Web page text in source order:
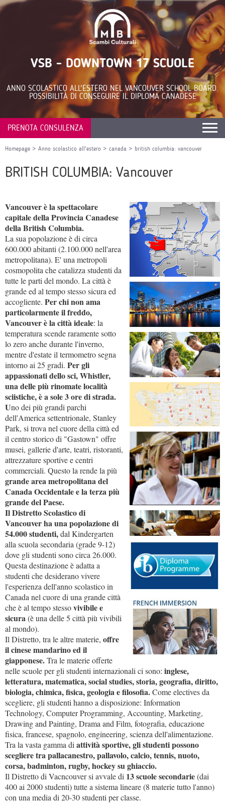
VSB - DOWNTOWN 17 SCUOLE
ANNO SCOLASTICO ALL'ESTERO NEL VANCOUVER SCHOOL BOARD.
POSSIBILITÀ DI CONSEGUIRE IL DIPLOMA CANADESE
PRENOTA CONSULENZA
Homepage > Anno scolastico all'estero > canada > british columbia: vancouver
BRITISH COLUMBIA: Vancouver
Vancouver è la spettacolare
capitale della Provincia Canadese
della British Columbia.
La sua popolazione è di circa
600.000 abitanti (2.100.000 nell'area
metropolitana). E' una metropoli
cosmopolita che catalizza studenti da
tutte le parti del mondo. La città è
grande ed al tempo stesso sicura ed
accogliente. Per chi non ama
particolarmente il freddo,
Vancouver è la città ideale: la
temperatura scende raramente sotto
lo zero anche durante l'inverno,
mentre d'estate il termometro segna
intorno ai 25 gradi. Per gli
appassionati dello sci, Whistler,
una delle più rinomate località
sciistiche, è a sole 3 ore di strada.
Uno dei più grandi parchi
dell'America settentrionale, Stanley
Park, si trova nel cuore della città ed
il centro storico di "Gastown" offre
musei, gallerie d'arte, teatri, ristoranti,
attrezzature sportive e centri
commerciali. Questo la rende la più
grande area metropolitana del
Canada Occidentale e la terza più
grande del Paese.
Il Distretto Scolastico di
Vancouver ha una popolazione di
54.000 studenti,dal Kindergarten
alla scuola secondaria (grade 9-12)
dove gli studenti sono circa 26.000.
Questa destinazione è adatta a
studenti che desiderano vivere
l'esperienza dell'anno scolastico in
Canada nel cuore di una grande città
che è al tempo stessovivibile e
sicura(è una delle 5 città più vivibili
al mondo).
Il Distretto, tra le altre materie, offre
il cinese mandarino ed il
giapponese.Tra le materie offerte
nelle scuole per gli studenti internazionali ci sono: inglese,
letteratura, matematica, social studies, storia, geografia, diritto,
biologia, chimica, fisica, geologia e filosofia.Come electives da
scegliere, gli studenti hanno a disposizione: Information
Technology, Computer Programming, Accounting, Marketing,
Drawing and Painting, Drama and Film, fotografia, educazione
fisica, francese, spagnolo, engineering, scienza dell'alimentazione.
Tra la vasta gamma di attività sportive, gli studenti possono
scegliere tra pallacanestro, pallavolo, calcio, tennis, nuoto,
corsa, badminton, rugby, hockey su ghiaccio.
Il Distretto di Vacncouver si avvale di 13 scuole secondarie(dai
400 ai 2000 studenti) tutte a sistema lineare (8 materie tutto l'anno)
con una media di 20-30 studenti per classe.